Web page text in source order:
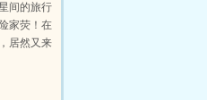
间的旅行
家荧！在
居然又来